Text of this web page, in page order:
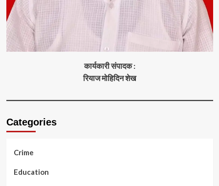
कार्यकारी संपादक :
रियाज मोहिदिन शेख
Categories
Crime
Education